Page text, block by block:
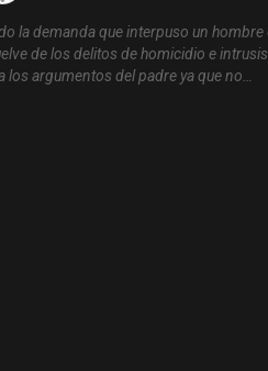
la demanda que interpuso un
de los delitos de homicidio e
argumentos del padre ya que no…